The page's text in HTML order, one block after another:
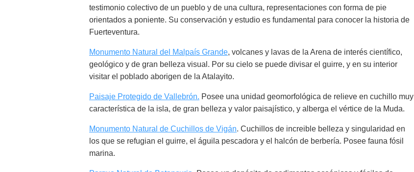
testimonio colectivo de un pueblo y de una cultura, representaciones con forma de pie
orientados a poniente. Su conservación y estudio es fundamental para conocer la historia de
Fuerteventura.
Monumento Natural del Malpaís Grande, volcanes y lavas de la Arena de interés científico,
geológico y de gran belleza visual. Por su cielo se puede divisar el guirre, y en su interior
visitar el poblado aborigen de la Atalayito.
Paisaje Protegido de Vallebrón. Posee una unidad geomorfológica de relieve en cuchillo muy
característica de la isla, de gran belleza y valor paisajístico, y alberga el vértice de la Muda.
Monumento Natural de Cuchillos de Vigán. Cuchillos de increible belleza y singularidad en
los que se refugian el guirre, el águila pescadora y el halcón de berbería. Posee fauna fósil
marina.